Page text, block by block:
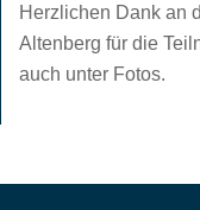
Herzlichen Dank an
Altenberg für die
auch unter Fotos.